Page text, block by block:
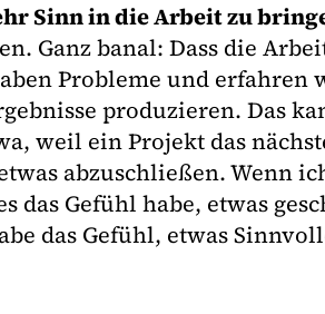
Sinn in die Arbeit zu
Ganz banal: Dass die
Probleme und erfahren
produzieren. Das
weil ein Projekt das
abzuschließen. Wenn
das Gefühl habe, etwas
das Gefühl, etwas